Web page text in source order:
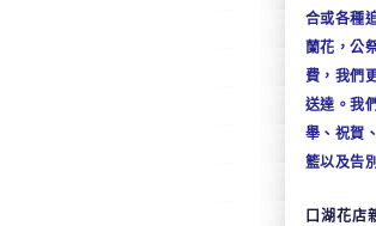
合或各種
蘭花，公
費，我們
送達。我
舉、祝賀
籃以及告
口湖花店